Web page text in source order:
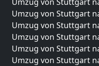
Umzug von Stuttgart
Umzug von Stuttgart
Umzug von Stuttgart
Umzug von Stuttgart
Umzug von Stuttgart